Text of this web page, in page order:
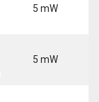
5 mW
5 mW